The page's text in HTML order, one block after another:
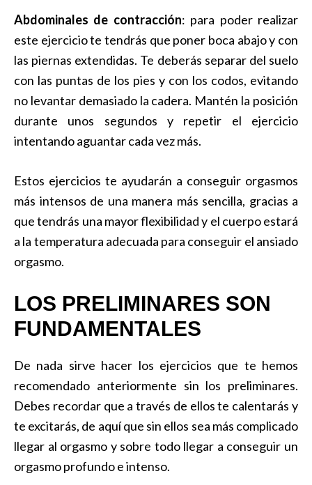
Abdominales de contracción: para poder realizar
este ejercicio te tendrás que poner boca abajo y con
las piernas extendidas. Te deberás separar del suelo
con las puntas de los pies y con los codos, evitando
no levantar demasiado la cadera. Mantén la posición
durante unos segundos y repetir el ejercicio
intentando aguantar cada vez más.
Estos ejercicios te ayudarán a conseguir orgasmos
más intensos de una manera más sencilla, gracias a
que tendrás una mayor flexibilidad y el cuerpo estará
a la temperatura adecuada para conseguir el ansiado
orgasmo.
LOS PRELIMINARES SON
FUNDAMENTALES
De nada sirve hacer los ejercicios que te hemos
recomendado anteriormente sin los preliminares.
Debes recordar que a través de ellos te calentarás y
te excitarás, de aquí que sin ellos sea más complicado
llegar al orgasmo y sobre todo llegar a conseguir un
orgasmo profundo e intenso.